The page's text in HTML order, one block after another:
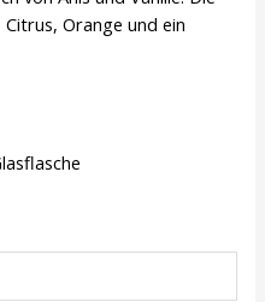
Orange und ein